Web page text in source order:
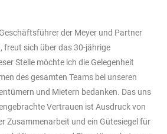
der Meyer und Partner
freut sich über das 30-jährige
Stelle möchte ich die Gelegenheit
des gesamten Teams bei unseren
und Mietern bedanken. Das uns
Vertrauen ist Ausdruck von
Zusammenarbeit und ein Gütesiegel für